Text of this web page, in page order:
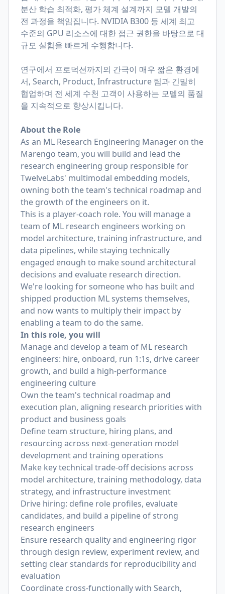
분산 학습 최적화, 평가 체계 설계까지 모델 개발의
전 과정을 책임집니다. NVIDIA B300 등 세계 최고
수준의 GPU 리소스에 대한 접근 권한을 바탕으로 대
규모 실험을 빠르게 수행합니다.
연구에서 프로덕션까지의 간극이 매우 짧은 환경에
서, Search, Product, Infrastructure 팀과 긴밀히
협업하며 전 세계 수천 고객이 사용하는 모델의 품질
을 지속적으로 향상시킵니다.
About the Role
As an ML Research Engineering Manager on the
Marengo team, you will build and lead the
research engineering group responsible for
TwelveLabs' multimodal embedding models,
owning both the team's technical roadmap and
the growth of the engineers on it.
This is a player-coach role. You will manage a
team of ML research engineers working on
model architecture, training infrastructure, and
data pipelines, while staying technically
engaged enough to make sound architectural
decisions and evaluate research direction.
We're looking for someone who has built and
shipped production ML systems themselves,
and now wants to multiply their impact by
enabling a team to do the same.
In this role, you will
Manage and develop a team of ML research
engineers: hire, onboard, run 1:1s, drive career
growth, and build a high-performance
engineering culture
Own the team's technical roadmap and
execution plan, aligning research priorities with
product and business goals
Define team structure, hiring plans, and
resourcing across next-generation model
development and training operations
Make key technical trade-off decisions across
model architecture, training methodology, data
strategy, and infrastructure investment
Drive hiring: define role profiles, evaluate
candidates, and build a pipeline of strong
research engineers
Ensure research quality and engineering rigor
through design review, experiment review, and
setting clear standards for reproducibility and
evaluation
Coordinate cross-functionally with Search,